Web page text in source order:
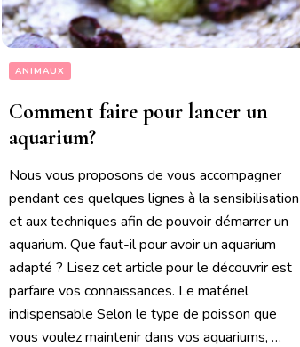
ANIMAUX
Comment faire pour lancer un
aquarium?
Nous vous proposons de vous accompagner
pendant ces quelques lignes à la sensibilisation
et aux techniques afin de pouvoir démarrer un
aquarium. Que faut-il pour avoir un aquarium
adapté ? Lisez cet article pour le découvrir est
parfaire vos connaissances. Le matériel
indispensable Selon le type de poisson que
vous voulez maintenir dans vos aquariums, …